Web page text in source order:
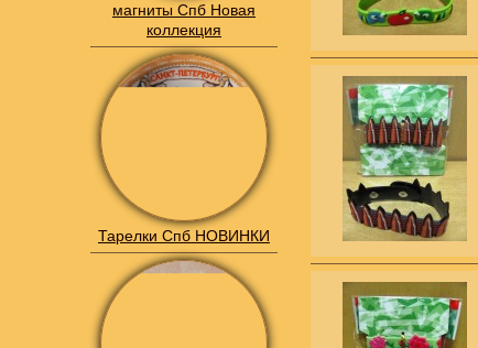
магниты Спб Новая
коллекция
Тарелки Спб НОВИНКИ